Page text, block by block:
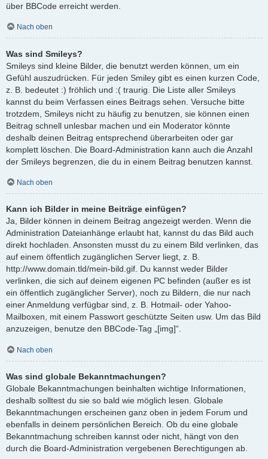
über BBCode erreicht werden.
Nach oben
Was sind Smileys?
Smileys sind kleine Bilder, die benutzt werden können, um ein
Gefühl auszudrücken. Für jeden Smiley gibt es einen kurzen Code,
z. B. bedeutet :) fröhlich und :( traurig. Die Liste aller Smileys
kannst du beim Verfassen eines Beitrags sehen. Versuche bitte
trotzdem, Smileys nicht zu häufig zu benutzen, sie können einen
Beitrag schnell unlesbar machen und ein Moderator könnte
deshalb deinen Beitrag entsprechend überarbeiten oder gar
komplett löschen. Die Board-Administration kann auch die Anzahl
der Smileys begrenzen, die du in einem Beitrag benutzen kannst.
Nach oben
Kann ich Bilder in meine Beiträge einfügen?
Ja, Bilder können in deinem Beitrag angezeigt werden. Wenn die
Administration Dateianhänge erlaubt hat, kannst du das Bild auch
direkt hochladen. Ansonsten musst du zu einem Bild verlinken, das
auf einem öffentlich zugänglichen Server liegt, z. B.
http://www.domain.tld/mein-bild.gif. Du kannst weder Bilder
verlinken, die sich auf deinem eigenen PC befinden (außer es ist
ein öffentlich zugänglicher Server), noch zu Bildern, die nur nach
einer Anmeldung verfügbar sind, z. B. Hotmail- oder Yahoo-
Mailboxen, mit einem Passwort geschützte Seiten usw. Um das Bild
anzuzeigen, benutze den BBCode-Tag „[img]“.
Nach oben
Was sind globale Bekanntmachungen?
Globale Bekanntmachungen beinhalten wichtige Informationen,
deshalb solltest du sie so bald wie möglich lesen. Globale
Bekanntmachungen erscheinen ganz oben in jedem Forum und
ebenfalls in deinem persönlichen Bereich. Ob du eine globale
Bekanntmachung schreiben kannst oder nicht, hängt von den
durch die Board-Administration vergebenen Berechtigungen ab.